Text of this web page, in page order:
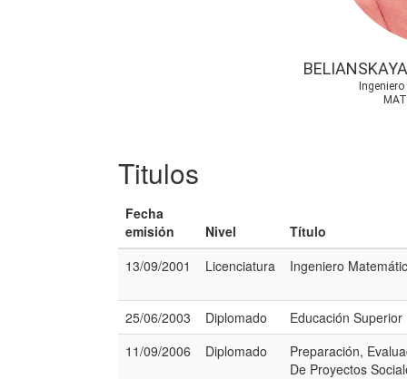
Titulos
Fecha
emisión
Nivel
Título
13/09/2001
Licenciatura Ingeniero
25/06/2003 Diplomado
Educación Superior
11/09/2006
Diplomado
Preparación,
De Proyectos